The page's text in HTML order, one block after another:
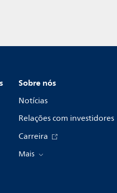
Sobre nós
Notícias
Relações com investidores
Carreira
Mais